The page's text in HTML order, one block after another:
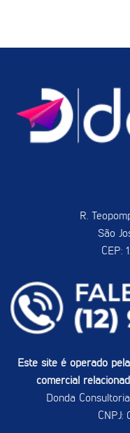
R.
São
CEP:
Este site é operado
comercial
Donda
CNPJ: